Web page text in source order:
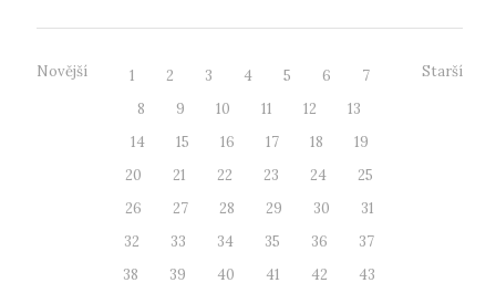
Novější 1 2 3 4 5 6
7
8
9 10 11 12
13
14
15 16 17 18
19
20
21 22 23 24
25
26
27 28 29 30
31
32
33 34 35 36
37
38
39 40 41 42
43
Starší